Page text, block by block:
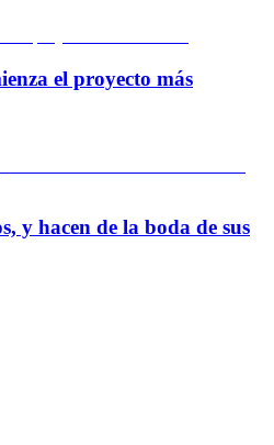
el proyecto más
y hacen de la boda de sus